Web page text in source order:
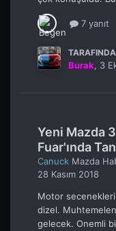
7 yanıt
Burak, 3
Yeni Mazda
Fuar'ında
Canuck Mazda
28 Kasım 2018
Motor
dizel.
gelecek. Onemli